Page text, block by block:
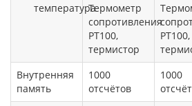
температураТермометр
сопротивления
PT100,
термистор
PT100,
Внутренняя
память
1000
отсчётов
1000